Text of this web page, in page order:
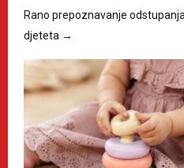
Rano prepoznavanje
djeteta →